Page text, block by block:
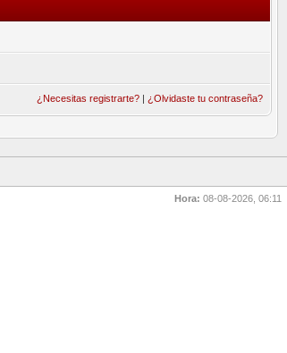
¿Necesitas registrarte? | ¿Olvidaste tu contraseña?
Hora: 08-08-2026, 06:11